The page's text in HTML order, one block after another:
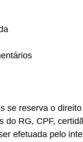
se reserva o
do RG, CPF,
efetuada pelo